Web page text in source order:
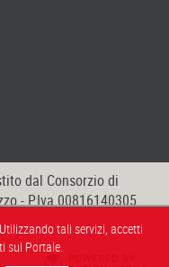
dal Consorzio di
- P.Iva 00816140305
tali servizi, accetti
sul Portale.